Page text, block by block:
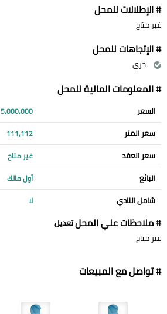
# الإطلالات للمحل
غير متاح
# الإتجاهات للمحل
بحري
# المعلومات المالية للمحل
السعر 5,000,000
سعر المتر 111,112
سعر العقد غير متاح
البائع أول مالك
شامل النادي لا
# ملاحظات علي المحلتعديل
غير متاح
# تواصل مع المبيعات